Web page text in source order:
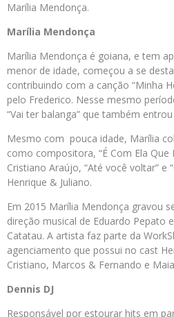
Marília Mendonça.
Marília Mendonça
Marília Mendonça é goiana, e tem
menor de idade, começou a se
contribuindo com a canção “Minha
pelo Frederico. Nesse mesmo
“Vai ter balanga” que também
Mesmo com pouca idade, Marília
como compositora, “É Com Ela Que
Cristiano Araújo, “Até você voltar” e
Henrique & Juliano.
Em 2015 Marília Mendonça gravou
direção musical de Eduardo Pepato
Catatau. A artista faz parte da
agenciamento que possui no cast
Cristiano, Marcos & Fernando e
Dennis DJ
Responsável por estourar hits em